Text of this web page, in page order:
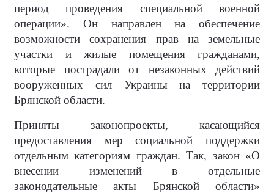
период проведения специальной военной
операции». Он направлен на обеспечение
возможности сохранения прав на земельные
участки и жилые помещения гражданами,
которые пострадали от незаконных действий
вооруженных сил Украины на территории
Брянской области.
Приняты законопроекты, касающийся
предоставления мер социальной поддержки
отдельным категориям граждан. Так, закон «О
внесении изменений в отдельные
законодательные акты Брянской области»